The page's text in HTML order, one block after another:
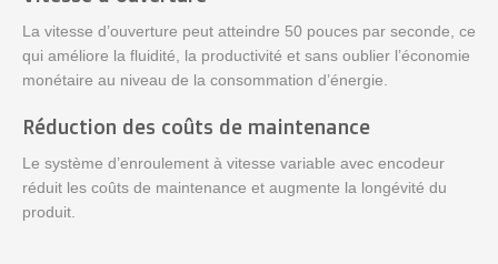
La vitesse d’ouverture peut atteindre 50 pouces par seconde, ce
qui améliore la fluidité, la productivité et sans oublier l’économie
monétaire au niveau de la consommation d’énergie.
Réduction des coûts de maintenance
Le système d’enroulement à vitesse variable avec encodeur
réduit les coûts de maintenance et augmente la longévité du
produit.